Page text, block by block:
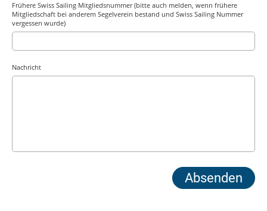
Frühere Swiss Sailing Mitgliedsnummer (bitte auch melden, wenn frühere
Mitgliedschaft bei anderem Segelverein bestand und Swiss Sailing Nummer
vergessen wurde)
Nachricht